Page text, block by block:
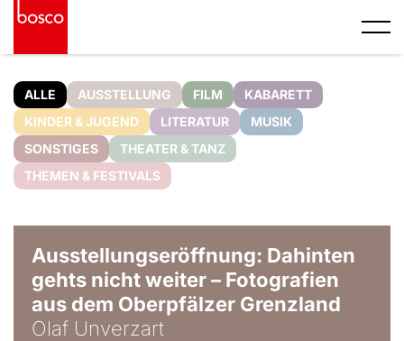
ALLE AUSSTELLUNG FILM
KABARETT
KINDER & JUGEND
LITERATUR
MUSIK
SONSTIGES
THEATER & TANZ
THEMEN & FESTIVALS
Ausstellungseröffnung: Dahinten
gehts nicht weiter – Fotografien
aus dem Oberpfälzer Grenzland
Olaf Unverzart